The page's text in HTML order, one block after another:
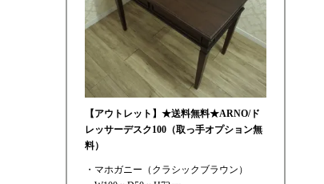
【アウトレット】★送料無料★ARNO/ド
レッサーデスク100（取っ手オプション無
料）
・マホガニー（クラシックブラウン）